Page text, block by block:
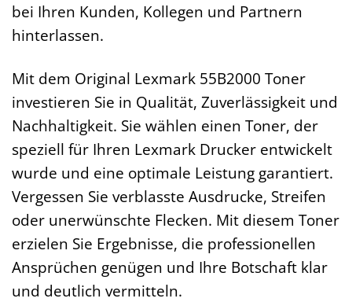
bei Ihren Kunden, Kollegen und Partnern
hinterlassen.
Mit dem Original Lexmark 55B2000 Toner
investieren Sie in Qualität, Zuverlässigkeit und
Nachhaltigkeit. Sie wählen einen Toner, der
speziell für Ihren Lexmark Drucker entwickelt
wurde und eine optimale Leistung garantiert.
Vergessen Sie verblasste Ausdrucke, Streifen
oder unerwünschte Flecken. Mit diesem Toner
erzielen Sie Ergebnisse, die professionellen
Ansprüchen genügen und Ihre Botschaft klar
und deutlich vermitteln.